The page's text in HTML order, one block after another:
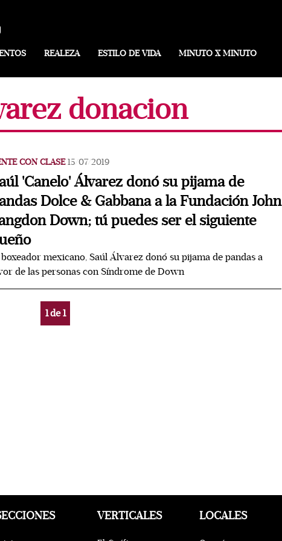
REALEZA ESTILO DE VIDA MINUTO X MINUTO
donacion
CON CLASE 15/07/2019
'Canelo' Álvarez donó su pijama de
Dolce & Gabbana a la Fundación John
Down; tú puedes ser el siguiente
mexicano, Saúl Álvarez donó su pijama de pandas a
de las personas con Síndrome de Down
1de1
VERTICALES LOCALES